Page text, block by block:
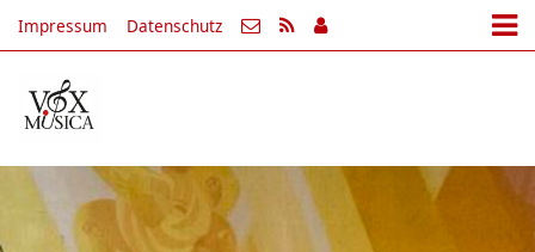
Impressum Datenschutz